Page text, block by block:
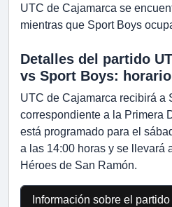
UTC de Cajamarca se
mientras que Sport Boys
Detalles del partido
vs Sport Boys: horario
UTC de Cajamarca recibirá a
correspondiente a la Primera
está programado para el
a las 14:00 horas y se llevará
Héroes de San Ramón.
Información sobre el partido